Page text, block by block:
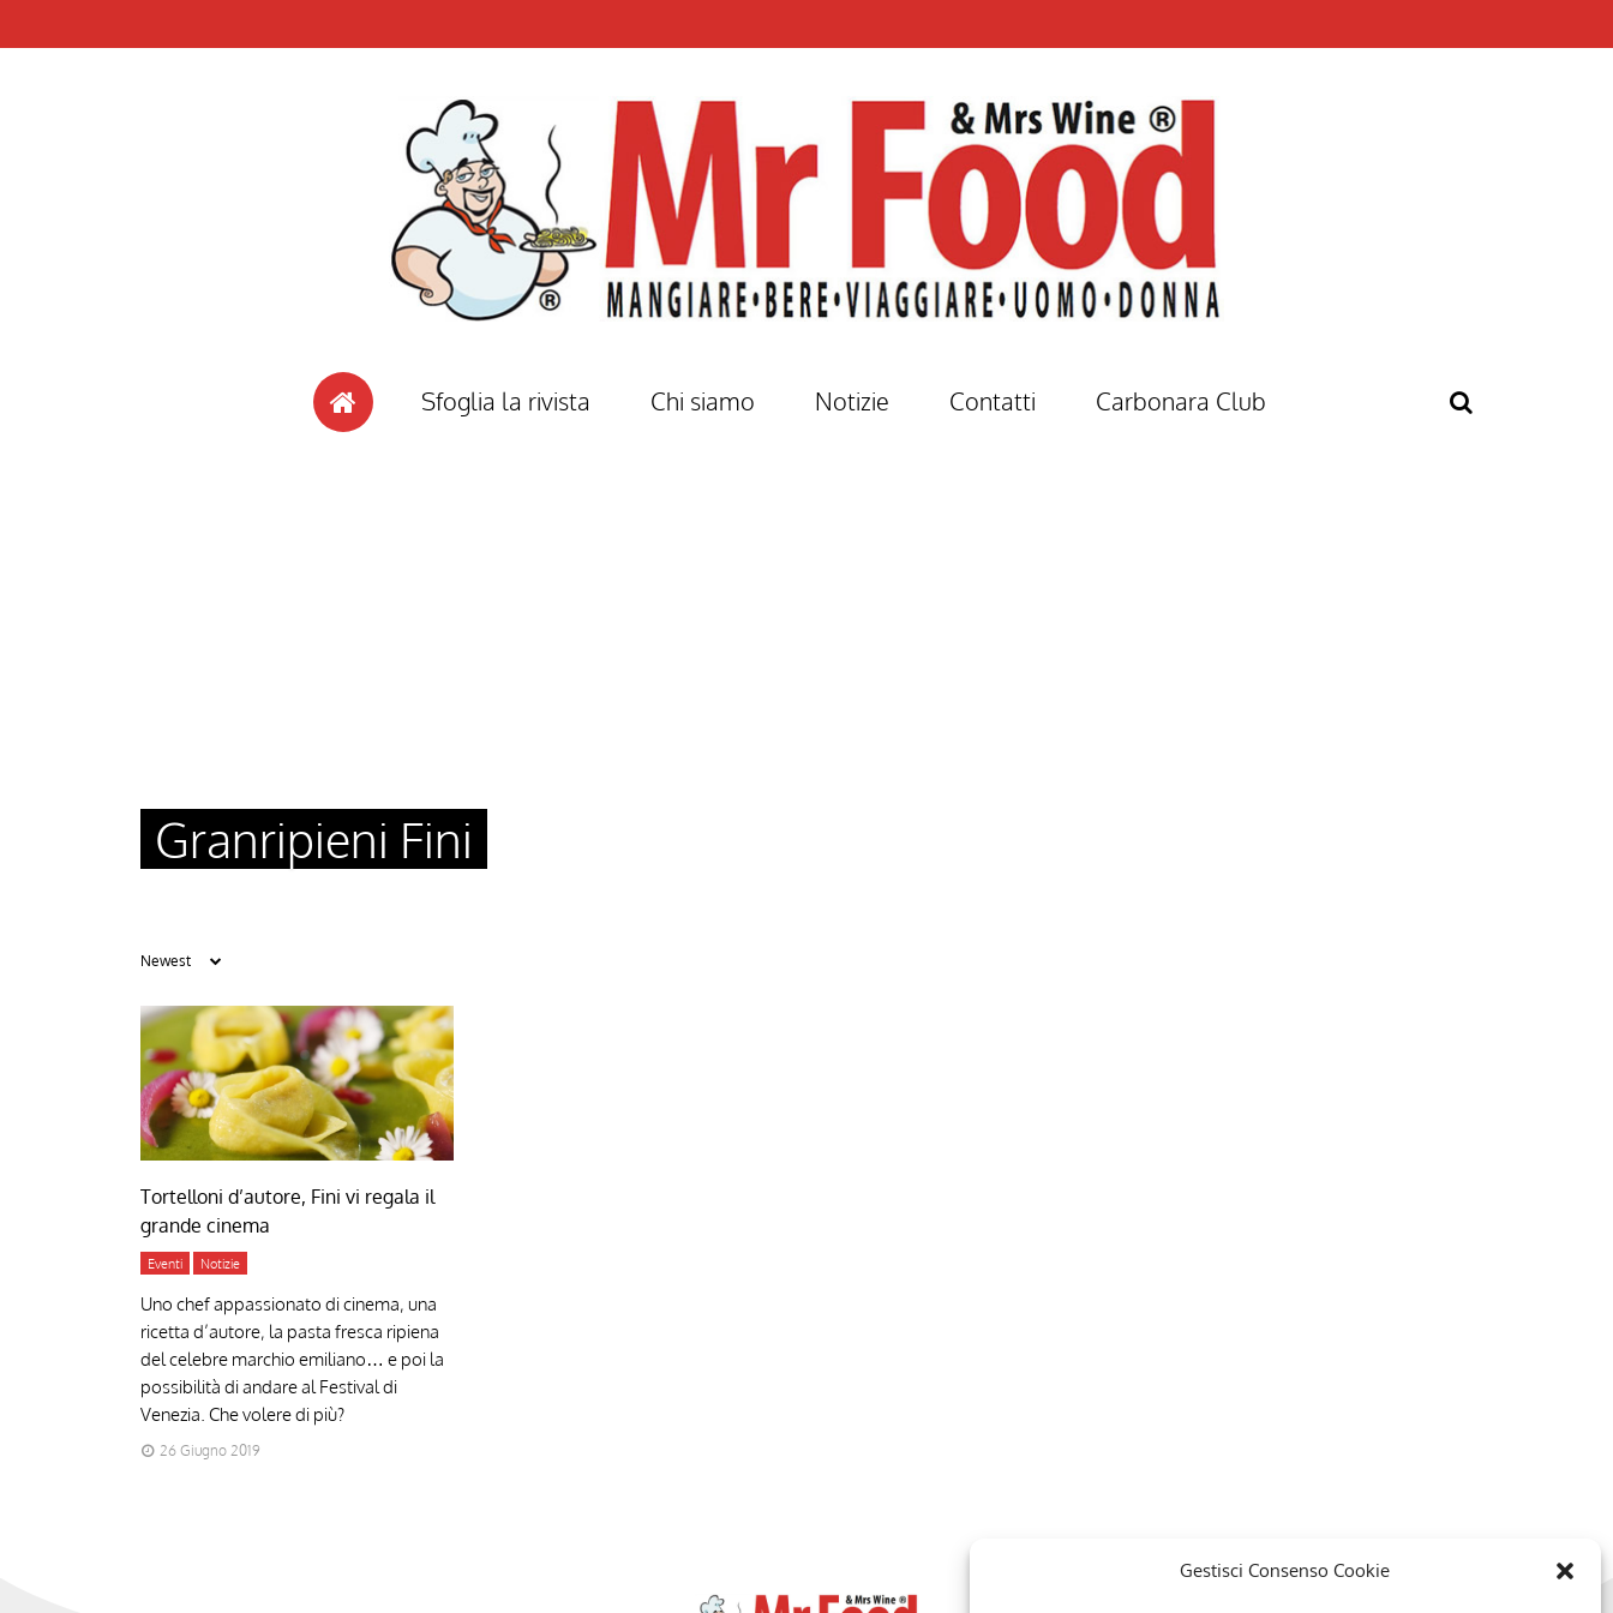
Gestisci Consenso Cookie
Sfoglia la rivista Chi siamo Notizie Contatti Carbonara Club
Granripieni Fini
Tortelloni d’autore, Fini vi regala il
grande cinema
Eventi Notizie
Uno chef appassionato di cinema, una
ricetta d’autore, la pasta fresca ripiena
del celebre marchio emiliano… e poi la
possibilità di andare al Festival di
Venezia. Che volere di più?
26 Giugno 2019